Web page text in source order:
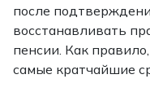
после
восстанавливать
пенсии. Как
самые кратчайшие